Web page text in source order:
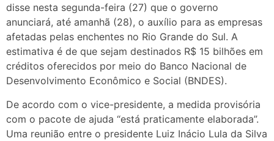
disse nesta segunda-feira (27) que o governo
anunciará, até amanhã (28), o auxílio para as empresas
afetadas pelas enchentes no Rio Grande do Sul. A
estimativa é de que sejam destinados R$ 15 bilhões em
créditos oferecidos por meio do Banco Nacional de
Desenvolvimento Econômico e Social (BNDES).
De acordo com o vice-presidente, a medida provisória
com o pacote de ajuda “está praticamente elaborada”.
Uma reunião entre o presidente Luiz Inácio Lula da Silva